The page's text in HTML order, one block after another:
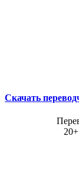
Скачать